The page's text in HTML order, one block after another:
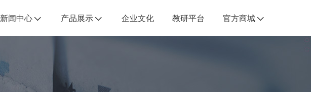
新闻中心 产品展示 企业文化 教研平台 官方商城